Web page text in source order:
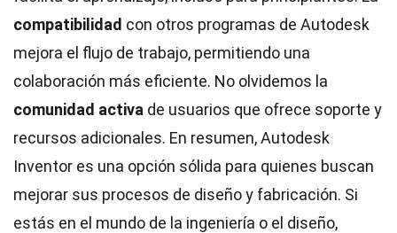
compatibilidad con otros programas de Autodesk
mejora el flujo de trabajo, permitiendo una
colaboración más eficiente. No olvidemos la
comunidad activa de usuarios que ofrece soporte y
recursos adicionales. En resumen, Autodesk
Inventor es una opción sólida para quienes buscan
mejorar sus procesos de diseño y fabricación. Si
estás en el mundo de la ingeniería o el diseño,